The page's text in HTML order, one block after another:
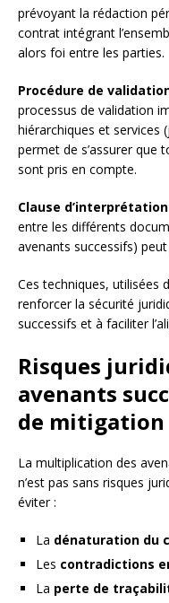
prévoyant la rédaction
contrat intégrant
alors foi entre les parties.
Procédure de
processus de validation
hiérarchiques et services
permet de s’assurer que
sont pris en compte.
Clause d’interprétation
entre les différents
avenants successifs)
Ces techniques, utilisées
renforcer la sécurité
successifs et à faciliter
Risques
avenants
de mitigation
La multiplication des
n’est pas sans risques
éviter :
La dénaturation du
Les contradictions
La perte de